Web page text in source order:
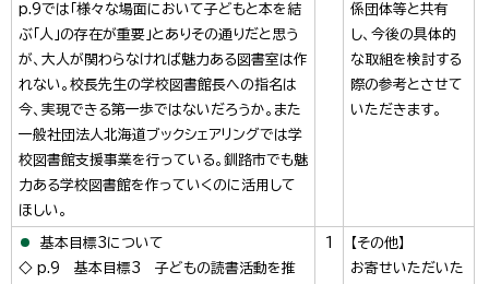
p.9では「様々な場面において子どもと本を結
ぶ「人」の存在が重要」とありその通りだと思う
が、大人が関わらなければ魅力ある図書室は作
れない。校長先生の学校図書館長への指名は
今、実現できる第一歩ではないだろうか。また
一般社団法人北海道ブックシェアリングでは学
校図書館支援事業を行っている。釧路市でも魅
力ある学校図書館を作っていくのに活用して
ほしい。
係団体等と共有
し、今後の具体的
な取組を検討する
際の参考とさせて
いただきます。
基本目標3について
◇ p.9 基本目標3 子どもの読書活動を推
1
【その他】
お寄せいただいた